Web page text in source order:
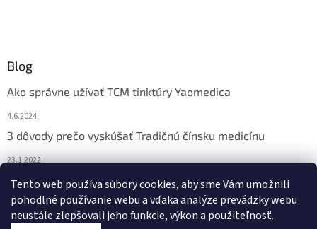
Tento web používa súbory cookies, aby sme Vám umožnili
pohodlné používanie webu a vďaka analýze prevádzky webu
neustále zlepšovali jeho funkcie, výkon a použiteľnosť.
Blog
Ako správne užívať TCM tinktúry Yaomedica
4.6.2024
3 dôvody prečo vyskúšať Tradičnú čínsku medicínu
23.1.2022
Nadmerne vám vypadávajú vlasy? Pomôže vám čínska
medicína
13.11.2021